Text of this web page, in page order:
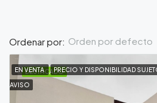
Ordenar por: Orden por defecto
DESTACADO
EN VENTA PRECIO Y DISPONIBILIDAD
AVISO